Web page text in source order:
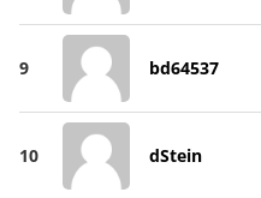
9 bd64537
10 dStein